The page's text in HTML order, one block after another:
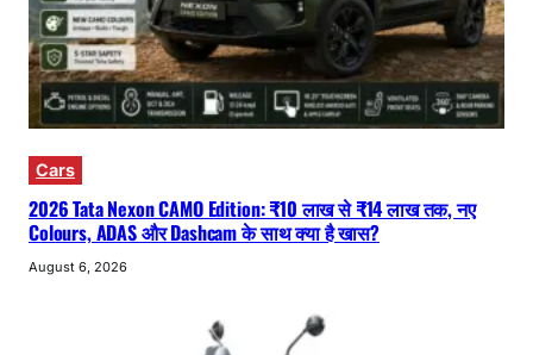
Cars
2026 Tata Nexon CAMO Edition: ₹10 लाख से ₹14 लाख तक, नए
Colours, ADAS और Dashcam के साथ क्या है खास?
August 6, 2026